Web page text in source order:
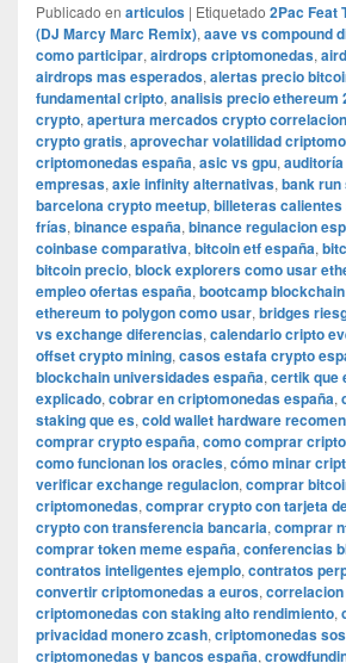
Publicado en articulos | Etiquetado 2Pac Feat
(DJ Marcy Marc Remix), aave vs compound
como participar, airdrops criptomonedas,
airdrops mas esperados, alertas precio
fundamental cripto, analisis precio ethereum
crypto, apertura mercados crypto correlacion
crypto gratis, aprovechar volatilidad
criptomonedas españa, asic vs gpu,
empresas, axie infinity alternativas, bank run
barcelona crypto meetup, billeteras
frías, binance españa, binance regulacion
coinbase comparativa, bitcoin etf españa,
bitcoin precio, block explorers como usar
empleo ofertas españa, bootcamp
ethereum to polygon como usar, bridges
vs exchange diferencias, calendario cripto
offset crypto mining, casos estafa crypto
blockchain universidades españa, certik que
explicado, cobrar en criptomonedas españa,
staking que es, cold wallet hardware
comprar crypto españa, como comprar
como funcionan los oracles, cómo minar
verificar exchange regulacion, comprar
criptomonedas, comprar crypto con tarjeta
crypto con transferencia bancaria, comprar
comprar token meme españa, conferencias
contratos inteligentes ejemplo, contratos
convertir criptomonedas a euros,
criptomonedas con staking alto rendimiento,
privacidad monero zcash, criptomonedas
criptomonedas y bancos españa,